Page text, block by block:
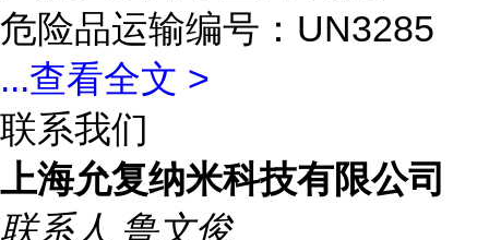
危险品运输编号：UN3285
...查看全文 >
联系我们
上海允复纳米科技有限公司
联系人 鲁文俊